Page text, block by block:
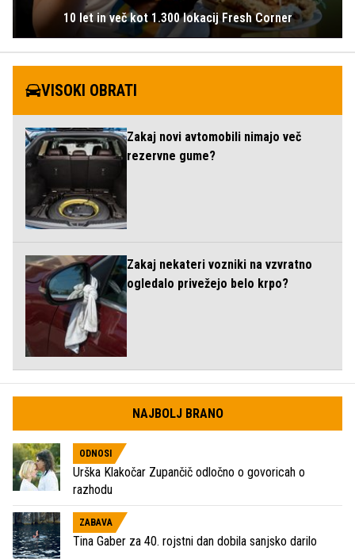
10 let in več kot 1.300 lokacij Fresh Corner
VISOKI OBRATI
Zakaj novi avtomobili nimajo več
rezervne gume?
Zakaj nekateri vozniki na vzvratno
ogledalo privežejo belo krpo?
NAJBOLJ BRANO
ODNOSI
Urška Klakočar Zupančič odločno o govoricah o
razhodu
ZABAVA
Tina Gaber za 40. rojstni dan dobila sanjsko darilo